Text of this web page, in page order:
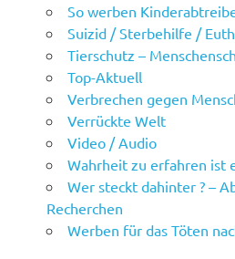
So werben
Suizid / Sterbehilfe /
Tierschutz –
Top-Aktuell
Verbrechen gegen
Verrückte Welt
Video / Audio
Wahrheit zu erfahren ist
Wer steckt dahinter ? –
Recherchen
Werben für das Töten